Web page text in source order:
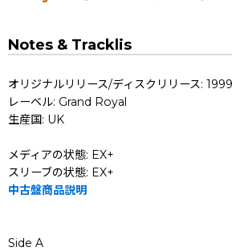
Notes & Tracklis
オリジナルリリース/ディスクリリース:
レーベル: Grand Royal
生産国: UK
メディアの状態: EX+
スリーブの状態: EX+
中古盤商品説明
Side A